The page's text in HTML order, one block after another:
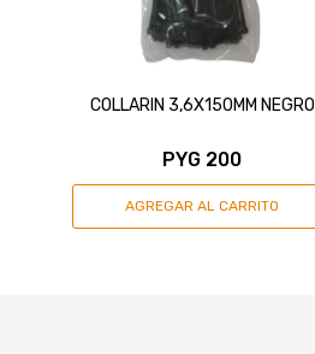
COLLARIN 3,6X150MM NEGRO
PYG 200